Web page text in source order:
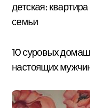
детская:
семьи
10 суровых
настоящих